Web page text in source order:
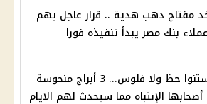
مفتاح دهب هدية .. قرار عاجل يهم
بنك مصر يبدأ تنفيذه فورا
لا تستنوا حظ ولا فلوس... 3 أبراج منحوسة
الإنتباه مما سيحدث لهم الايام